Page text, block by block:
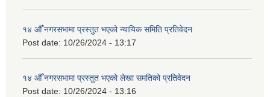
१४ औँ नगरसभामा प्रस्तुत भएको न्यायिक समिति प्रतिवेदन
Post date: 10/26/2024 - 13:17
१४ औँ नगरसभामा प्रस्तुत भएको लेखा समतिको प्रतिवेदन
Post date: 10/26/2024 - 13:16